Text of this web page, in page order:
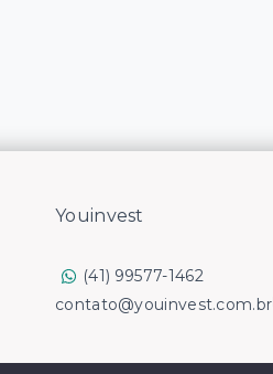
Youinvest
(41) 99577-1462
contato@youinvest.com.br